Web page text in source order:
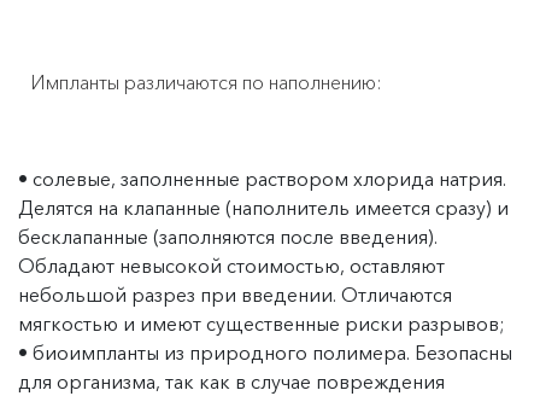
Импланты различаются по наполнению:
солевые, заполненные раствором хлорида натрия.
Делятся на клапанные (наполнитель имеется сразу) и
бесклапанные (заполняются после введения).
Обладают невысокой стоимостью, оставляют
небольшой разрез при введении. Отличаются
мягкостью и имеют существенные риски разрывов;
биоимпланты из природного полимера. Безопасны
для организма, так как в случае повреждения